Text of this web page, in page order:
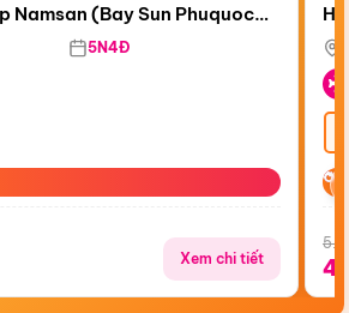
Airways
Namsan (Bay Sun Phuquoc
5N4Đ
Xem chi tiết